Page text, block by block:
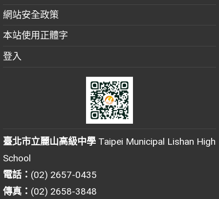
網站安全政策
本站使用正體字
登入
臺北市立麗山高級中學 Taipei Municipal Lishan High
School
電話： (02) 2657-0435
傳真： (02) 2658-3848